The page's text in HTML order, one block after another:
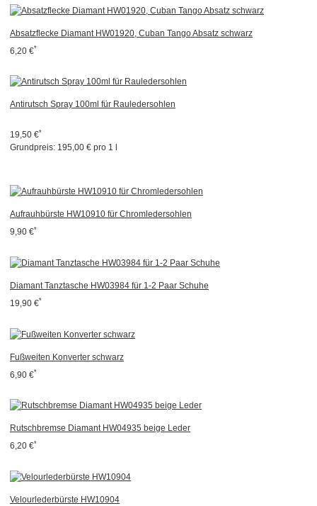
Absatzflecke Diamant HW01920, Cuban Tango Absatz schwarz
6,20 €*
Antirutsch Spray 100ml für Rauledersohlen
19,50 €*
Grundpreis: 195,00 € pro 1 l
Aufrauhbürste HW10910 für Chromledersohlen
9,90 €*
Diamant Tanztasche HW03984 für 1-2 Paar Schuhe
19,90 €*
Fußweiten Konverter schwarz
6,90 €*
Rutschbremse Diamant HW04935 beige Leder
6,20 €*
Velourlederbürste HW10904